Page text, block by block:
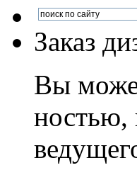
Заказ
Вы
ностью,